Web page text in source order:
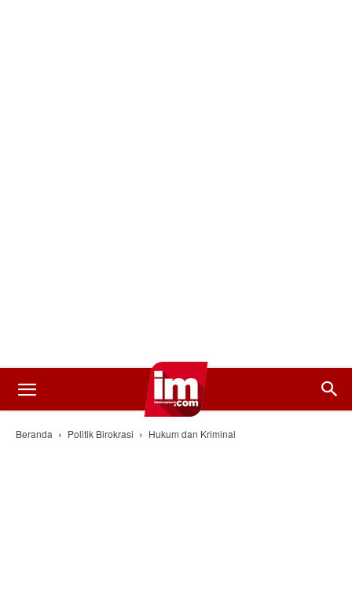
Beranda Politik Birokrasi Hukum dan Kriminal